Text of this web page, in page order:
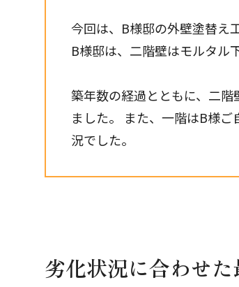
今回は、B様邸の外壁塗替え
B様邸は、二階壁はモルタル
築年数の経過とともに、二階
ました。 また、一階はB様ご
況でした。
劣化状況に合わせ